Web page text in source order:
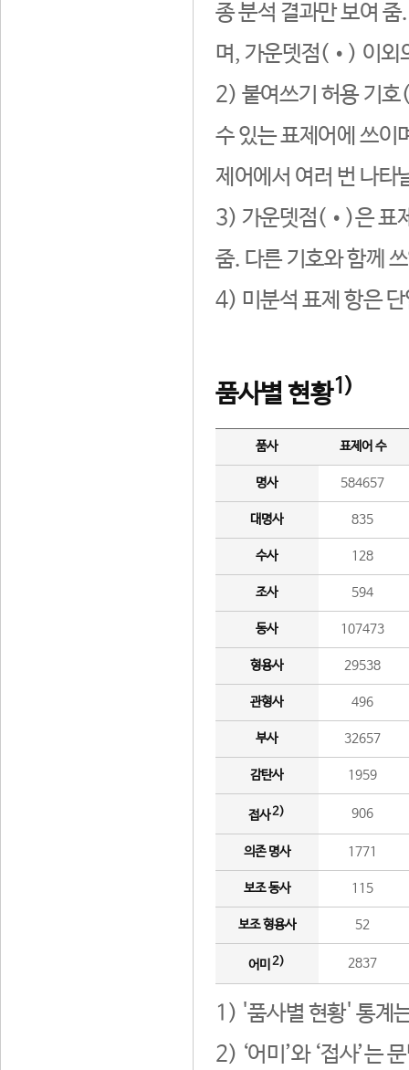
종 분석 결과만 보여
며, 가운뎃점(•) 이외
2) 붙여쓰기 허용 기호
수 있는 표제어에 쓰이
제어에서 여러 번 나타
3) 가운뎃점(•)은 표
줌. 다른 기호와 함께
4) 미분석 표제 항은
품사별 현황1)
품사 표제어 수
명사 584657
대명사 835
수사 128
조사 594
동사 107473
형용사 29538
관형사 496
부사 32657
감탄사 1959
접사2) 906
의존 명사 1771
보조 동사 115
보조 형용사 52
어미 2) 2837
1) '품사별 현황' 통계
2) ‘어미’와 ‘접사’는